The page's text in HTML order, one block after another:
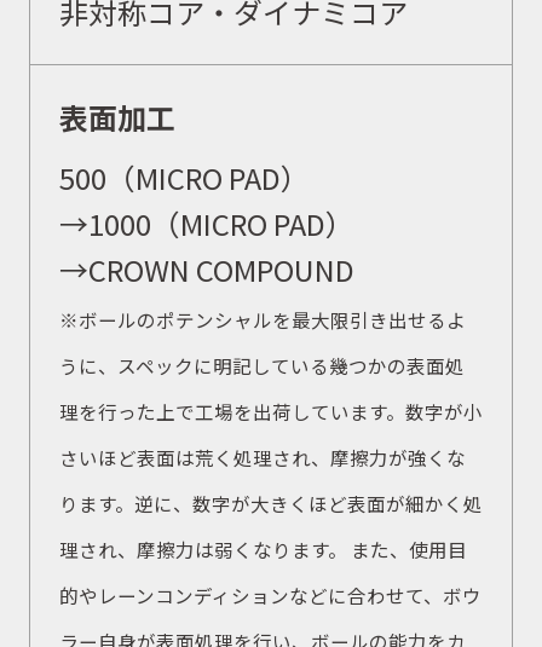
非対称コア・ダイナミコア
表面加工
500（MICRO PAD）
→1000（MICRO PAD）
→CROWN COMPOUND
※ボールのポテンシャルを最大限引き出せるよ
うに、スペックに明記している幾つかの表面処
理を行った上で工場を出荷しています。数字が小
さいほど表面は荒く処理され、摩擦力が強くな
ります。逆に、数字が大きくほど表面が細かく処
理され、摩擦力は弱くなります。 また、使用目
的やレーンコンディションなどに合わせて、ボウ
ラー自身が表面処理を行い、ボールの能力をカ